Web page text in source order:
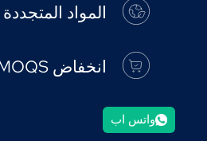
المواد المتجددة
انخفاض MOQS
واتس اب